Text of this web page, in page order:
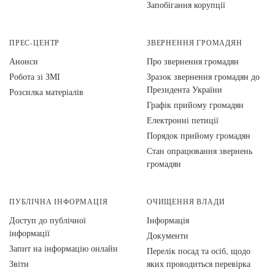
Запобігання корупції
ПРЕС-ЦЕНТР
Анонси
Робота зі ЗМІ
Розсилка матеріалів
ЗВЕРНЕННЯ ГРОМАДЯН
Про звернення громадян
Зразок звернення громадян до
Президента України
Графік прийому громадян
Електронні петиції
Порядок прийому громадян
Стан опрацювання звернень
громадян
ПУБЛІЧНА ІНФОРМАЦІЯ
Доступ до публічної
інформації
Запит на інформацію онлайн
Звіти
ОЧИЩЕННЯ ВЛАДИ
Інформація
Документи
Перелік посад та осіб, щодо
яких проводиться перевірка